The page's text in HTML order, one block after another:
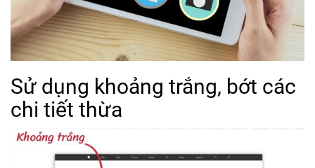
Sử dụng khoảng trắng, bớt các
chi tiết thừa